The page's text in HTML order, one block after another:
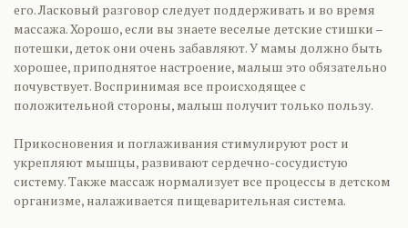
его. Ласковый разговор следует поддерживать и во время
массажа. Хорошо, если вы знаете веселые детские стишки –
потешки, деток они очень забавляют. У мамы должно быть
хорошее, приподнятое настроение, малыш это обязательно
почувствует. Воспринимая все происходящее с
положительной стороны, малыш получит только пользу.
Прикосновения и поглаживания стимулируют рост и
укрепляют мышцы, развивают сердечно-сосудистую
систему. Также массаж нормализует все процессы в детском
организме, налаживается пищеварительная система.